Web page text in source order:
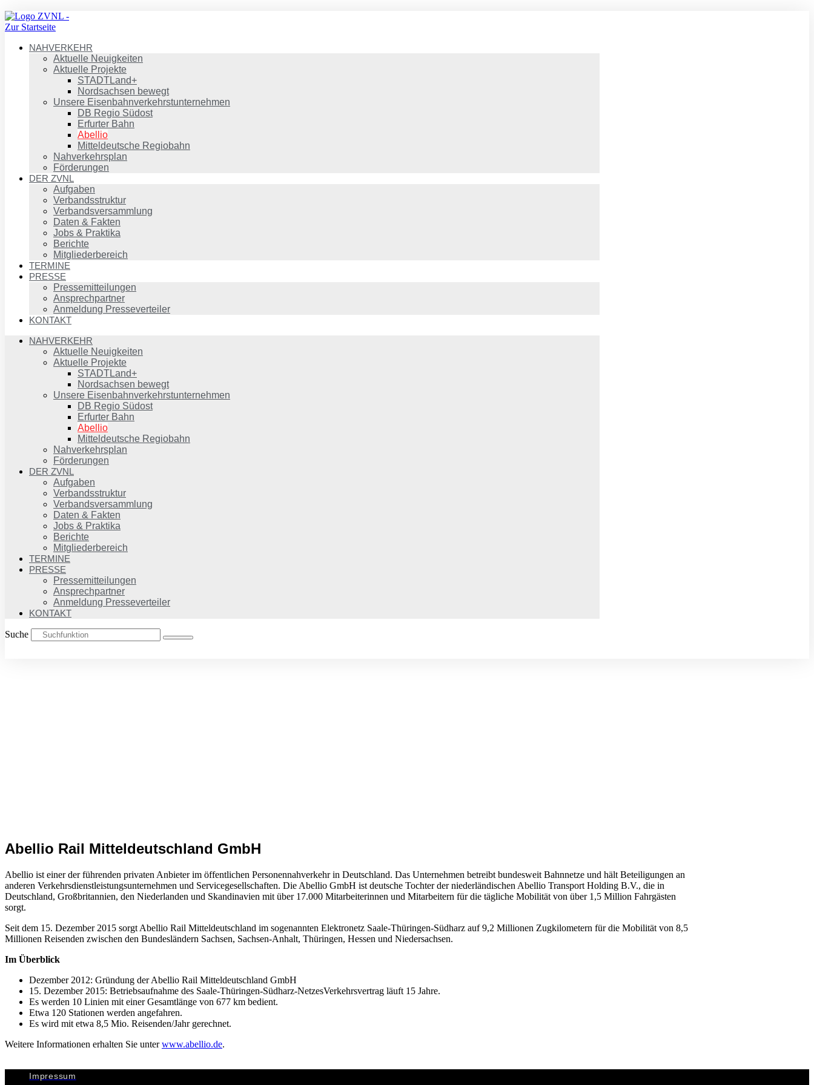
NAHVERKEHR
Aktuelle Neuigkeiten
Aktuelle Projekte
STADTLand+
Nordsachsen bewegt
Unsere Eisenbahnverkehrstunternehmen
DB Regio Südost
Erfurter Bahn
Abellio
Mitteldeutsche Regiobahn
Nahverkehrsplan
Förderungen
DER ZVNL
Aufgaben
Verbandsstruktur
Verbandsversammlung
Daten & Fakten
Jobs & Praktika
Berichte
Mitgliederbereich
TERMINE
PRESSE
Pressemitteilungen
Ansprechpartner
Anmeldung Presseverteiler
KONTAKT
NAHVERKEHR
Aktuelle Neuigkeiten
Aktuelle Projekte
STADTLand+
Nordsachsen bewegt
Unsere Eisenbahnverkehrstunternehmen
DB Regio Südost
Erfurter Bahn
Abellio
Mitteldeutsche Regiobahn
Nahverkehrsplan
Förderungen
DER ZVNL
Aufgaben
Verbandsstruktur
Verbandsversammlung
Daten & Fakten
Jobs & Praktika
Berichte
Mitgliederbereich
TERMINE
PRESSE
Pressemitteilungen
Ansprechpartner
Anmeldung Presseverteiler
KONTAKT
Suche
Abellio Rail Mitteldeutschland GmbH
Abellio ist einer der führenden privaten Anbieter im öffentlichen Personennahverkehr in Deutschland. Das Unternehmen betreibt bundesweit Bahnnetze und hält Beteiligungen an
anderen Verkehrsdienstleistungsunternehmen und Servicegesellschaften. Die Abellio GmbH ist deutsche Tochter der niederländischen Abellio Transport Holding B.V., die in
Deutschland, Großbritannien, den Niederlanden und Skandinavien mit über 17.000 Mitarbeiterinnen und Mitarbeitern für die tägliche Mobilität von über 1,5 Million Fahrgästen
sorgt.
Seit dem 15. Dezember 2015 sorgt Abellio Rail Mitteldeutschland im sogenannten Elektronetz Saale-Thüringen-Südharz auf 9,2 Millionen Zugkilometern für die Mobilität von 8,5
Millionen Reisenden zwischen den Bundesländern Sachsen, Sachsen-Anhalt, Thüringen, Hessen und Niedersachsen.
Im Überblick
Dezember 2012: Gründung der Abellio Rail Mitteldeutschland GmbH
15. Dezember 2015: Betriebsaufnahme des Saale-Thüringen-Südharz-NetzesVerkehrsvertrag läuft 15 Jahre.
Es werden 10 Linien mit einer Gesamtlänge von 677 km bedient.
Etwa 120 Stationen werden angefahren.
Es wird mit etwa 8,5 Mio. Reisenden/Jahr gerechnet.
Weitere Informationen erhalten Sie unterwww.abellio.de.
Impressum